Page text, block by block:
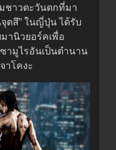
ชาวตะวันตกที่มา
ตสึ” ในญี่ปุ่น ได้รับ
านิวยอร์คเพื่อ
ซามูไรอันเป็นตำนาน
าโคงะ